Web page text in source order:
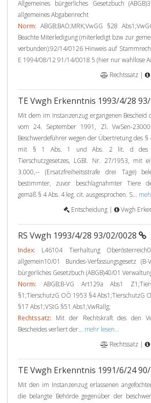
Allgemeines bürgerliches Gesetzbuch
allgemeines Abgabenrecht
Norm: ABGB;BAO;MRK;VwGG §28
Beachte Miterledigung (miterledigt bzw zur
verbunden):92/14/0126 Hinweis auf
E 1994/08/12 91/14/0018 5 (hier nur wahllose
Rechtssatz |
TE Vwgh Erkenntnis 1993/4/28
Mit dem im Instanzenzug ergangenen Bescheid
vom 24. September 1991, Zl. VwSen-
Beschwerdeführer wegen der Übertretung des §
mit § 1 Abs. 1 und Abs. 2 lit. d des
Tierschutzgesetzes, LGBl. Nr. 27/1953, mit
3.000,-- (Ersatzfreiheitsstrafe drei Tage)
bestimmter, zuvor beschlagnahmter Tiere
gemäß § 4 Abs. 4 leg. cit. ausgesprochen. S...
Entscheidung |
Vwgh
RS Vwgh 1993/4/28 93/02/0028
Index: L46104 Tierhaltung
allgemein10/01 Bundes-Verfassungsgesetz
bürgerliches Gesetzbuch (ABGB)40/01
Norm: ABGB;B-VG Art129a Abs1
§1;TierschutzG OÖ 1953 §4 Abs1;TierschutzG
§17 Abs1;VStG §51 Abs1;VwRallg;
Rechtssatz: Mit der Rechtskraft des den
Bescheides verliert der... mehr lesen...
Rechtssatz |
TE Vwgh Erkenntnis 1991/6/24
Mit den im Instanzenzug erlassenen
die belangte Behörde gegenüber der